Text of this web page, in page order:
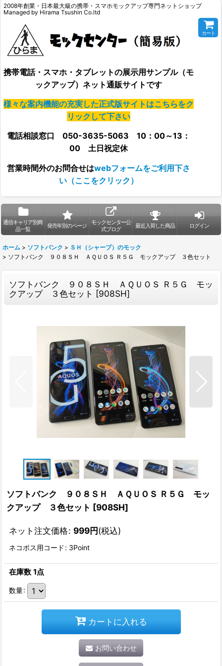
2008年創業・日本最大級の携帯・スマホモックアップ専門ネットショップ
Managed by Hirama Tsushin Co.ltd
携帯電話・スマホ・タブレットの展示用サンプル（モ
ックアップ）ネット通販サイトです
様々な案内機能の充実した正式版サイトはこちらをク
リックして下さい
電話相談窓口 050-3635-5063 10：00～13：
00 土日祝定休
営業時間外のお問合せはwebフォームをご利用下さ
い（ここをクリック）
カート
通信キャリア別商
品一覧
発売年別のページ
モックセンター公
式ブログ
最近入荷した商品 ログイン
ホーム > ソフトバンク > ＳＨ（シャープ）のモック
> ソフトバンク ９０８ＳＨ ＡＱＵＯＳ Ｒ５Ｇ モックアップ ３色セット
ソフトバンク ９０８ＳＨ ＡＱＵＯＳ Ｒ５Ｇ モッ
クアップ ３色セット [908SH]
ソフトバンク ９０８ＳＨ ＡＱＵＯＳ Ｒ５Ｇ モッ
クアップ ３色セット [908SH]
ネット注文価格: 999円(税込)
ネコポス用コード : 3Point
在庫数 1点
数量:
カートに入れる
お問い合わせ